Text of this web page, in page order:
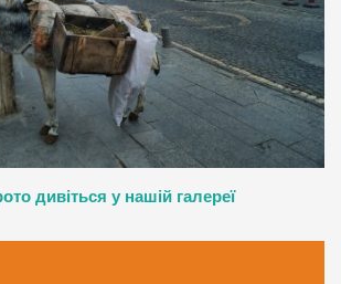
дивіться у нашій галереї